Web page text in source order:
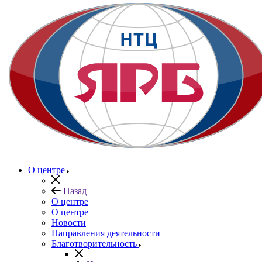
О центре
Назад
О центре
О центре
Новости
Направления деятельности
Благотворительность